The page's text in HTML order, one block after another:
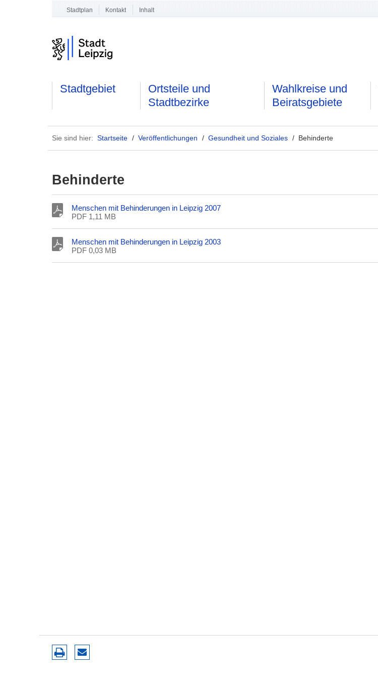
Stadtplan Kontakt Inhalt
Stadtgebiet
Ortsteile und
Stadtbezirke
Wahlkreise und
Beiratsgebiete
Sie sind hier: Startseite /Veröffentlichungen / Gesundheit und Soziales / Behinderte
Behinderte
Menschen mit Behinderungen in Leipzig 2007
PDF 1,11 MB
Menschen mit Behinderungen in Leipzig 2003
PDF 0,03 MB